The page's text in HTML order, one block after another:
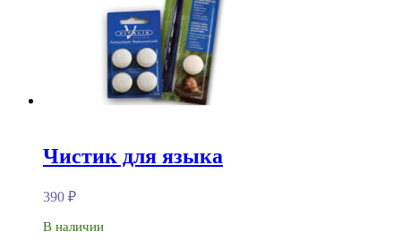
Чистик для языка
390 ₽
В наличии